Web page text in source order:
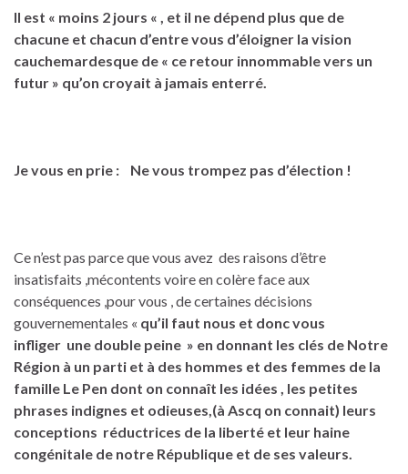
Il est « moins 2 jours « , et il ne dépend plus que de
chacune et chacun d’entre vous d’éloigner la vision
cauchemardesque de « ce retour innommablevers un
futur » qu’on croyait à jamais enterré.
Je vous en prie : Ne vous trompez pas d’élection !
Ce n’est pas parce que vous avez des raisons d’être
insatisfaits ,mécontents voire en colère face aux
conséquences ,pour vous , de certaines décisions
gouvernementales « qu’il faut nous et donc vous
infliger une double peine » en donnant les clés de Notre
Région à un parti et à des hommes et des femmes de la
famille Le Pen dont on connaît les idées , les petites
phrases indignes et odieuses,(à Ascq on connait) leurs
conceptions réductrices de la liberté et leur haine
congénitale de notre République et de ses valeurs.